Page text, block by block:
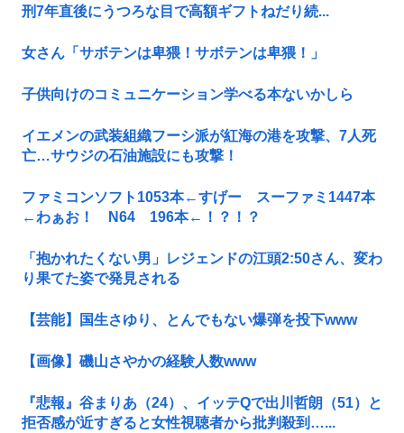
刑7年直後にうつろな目で高額ギフトねだり続...
女さん「サボテンは卑猥！サボテンは卑猥！」
子供向けのコミュニケーション学べる本ないかしら
イエメンの武装組織フーシ派が紅海の港を攻撃、7人死
亡…サウジの石油施設にも攻撃！
ファミコンソフト1053本←すげー スーファミ1447本
←わぁお！ N64 196本←！？！？
「抱かれたくない男」レジェンドの江頭2:50さん、変わ
り果てた姿で発見される
【芸能】国生さゆり、とんでもない爆弾を投下www
【画像】磯山さやかの経験人数www
『悲報』谷まりあ（24）、イッテQで出川哲朗（51）と
拒否感が近すぎると女性視聴者から批判殺到…...